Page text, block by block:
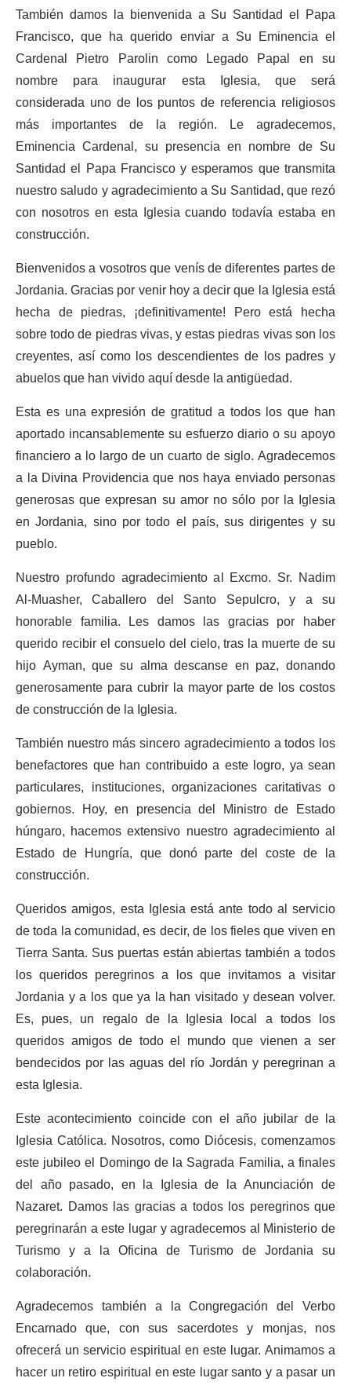
También damos la bienvenida a Su Santidad el Papa
Francisco, que ha querido enviar a Su Eminencia el
Cardenal Pietro Parolin como Legado Papal en su
nombre para inaugurar esta Iglesia, que será
considerada uno de los puntos de referencia religiosos
más importantes de la región. Le agradecemos,
Eminencia Cardenal, su presencia en nombre de Su
Santidad el Papa Francisco y esperamos que transmita
nuestro saludo y agradecimiento a Su Santidad, que rezó
con nosotros en esta Iglesia cuando todavía estaba en
construcción.
Bienvenidos a vosotros que venís de diferentes partes de
Jordania. Gracias por venir hoy a decir que la Iglesia está
hecha de piedras, ¡definitivamente! Pero está hecha
sobre todo de piedras vivas, y estas piedras vivas son los
creyentes, así como los descendientes de los padres y
abuelos que han vivido aquí desde la antigüedad.
Esta es una expresión de gratitud a todos los que han
aportado incansablemente su esfuerzo diario o su apoyo
financiero a lo largo de un cuarto de siglo. Agradecemos
a la Divina Providencia que nos haya enviado personas
generosas que expresan su amor no sólo por la Iglesia
en Jordania, sino por todo el país, sus dirigentes y su
pueblo.
Nuestro profundo agradecimiento al Excmo. Sr. Nadim
Al-Muasher, Caballero del Santo Sepulcro, y a su
honorable familia. Les damos las gracias por haber
querido recibir el consuelo del cielo, tras la muerte de su
hijo Ayman, que su alma descanse en paz, donando
generosamente para cubrir la mayor parte de los costos
de construcción de la Iglesia.
También nuestro más sincero agradecimiento a todos los
benefactores que han contribuido a este logro, ya sean
particulares, instituciones, organizaciones caritativas o
gobiernos. Hoy, en presencia del Ministro de Estado
húngaro, hacemos extensivo nuestro agradecimiento al
Estado de Hungría, que donó parte del coste de la
construcción.
Queridos amigos, esta Iglesia está ante todo al servicio
de toda la comunidad, es decir, de los fieles que viven en
Tierra Santa. Sus puertas están abiertas también a todos
los queridos peregrinos a los que invitamos a visitar
Jordania y a los que ya la han visitado y desean volver.
Es, pues, un regalo de la Iglesia local a todos los
queridos amigos de todo el mundo que vienen a ser
bendecidos por las aguas del río Jordán y peregrinan a
esta Iglesia.
Este acontecimiento coincide con el año jubilar de la
Iglesia Católica. Nosotros, como Diócesis, comenzamos
este jubileo el Domingo de la Sagrada Familia, a finales
del año pasado, en la Iglesia de la Anunciación de
Nazaret. Damos las gracias a todos los peregrinos que
peregrinarán a este lugar y agradecemos al Ministerio de
Turismo y a la Oficina de Turismo de Jordania su
colaboración.
Agradecemos también a la Congregación del Verbo
Encarnado que, con sus sacerdotes y monjas, nos
ofrecerá un servicio espiritual en este lugar. Animamos a
hacer un retiro espiritual en este lugar santo y a pasar un